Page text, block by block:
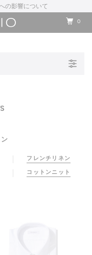
の影響について
フレンチリネン
コットンニット
0